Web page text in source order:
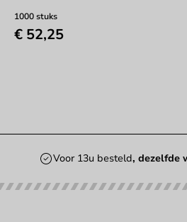
1000 stuks
€ 52,25